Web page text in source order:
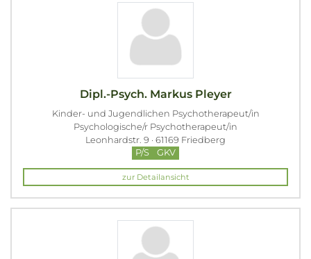
Dipl.-Psych. Markus Pleyer
Kinder- und Jugendlichen Psychotherapeut/in
Psychologische/r Psychotherapeut/in
Leonhardstr. 9 · 61169 Friedberg
P/S
GKV
zur Detailansicht